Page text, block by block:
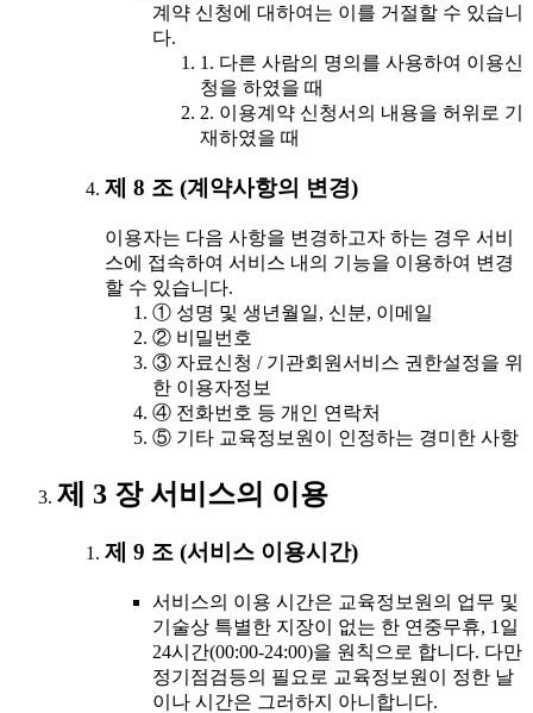
계약 신청에 대하여는 이를 거절할 수 있습니
다.
1. 다른 사람의 명의를 사용하여 이용신
청을 하였을 때
2. 이용계약 신청서의 내용을 허위로 기
재하였을 때
제 8 조 (계약사항의 변경)
이용자는 다음 사항을 변경하고자 하는 경우 서비
스에 접속하여 서비스 내의 기능을 이용하여 변경
할 수 있습니다.
① 성명 및 생년월일, 신분, 이메일
② 비밀번호
③ 자료신청 / 기관회원서비스 권한설정을 위
한 이용자정보
④ 전화번호 등 개인 연락처
⑤ 기타 교육정보원이 인정하는 경미한 사항
제 3 장 서비스의 이용
제 9 조 (서비스 이용시간)
서비스의 이용 시간은 교육정보원의 업무 및
기술상 특별한 지장이 없는 한 연중무휴, 1일
24시간(00:00-24:00)을 원칙으로 합니다. 다만
정기점검등의 필요로 교육정보원이 정한 날
이나 시간은 그러하지 아니합니다.